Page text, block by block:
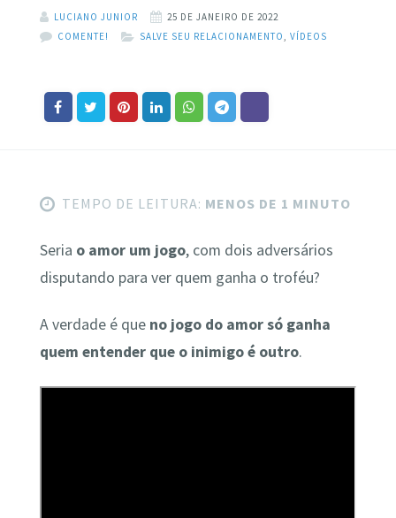
LUCIANO JUNIOR
25 DE JANEIRO DE 2022
COMENTE!
SALVE SEU RELACIONAMENTO VÍDEOS
TEMPO DE LEITURA: MENOS DE 1 MINUTO
Seria o amor um jogo, com dois adversários
disputando para ver quem ganha o troféu?
A verdade é que no jogo do amor só ganha
quem entender que o inimigo é outro.